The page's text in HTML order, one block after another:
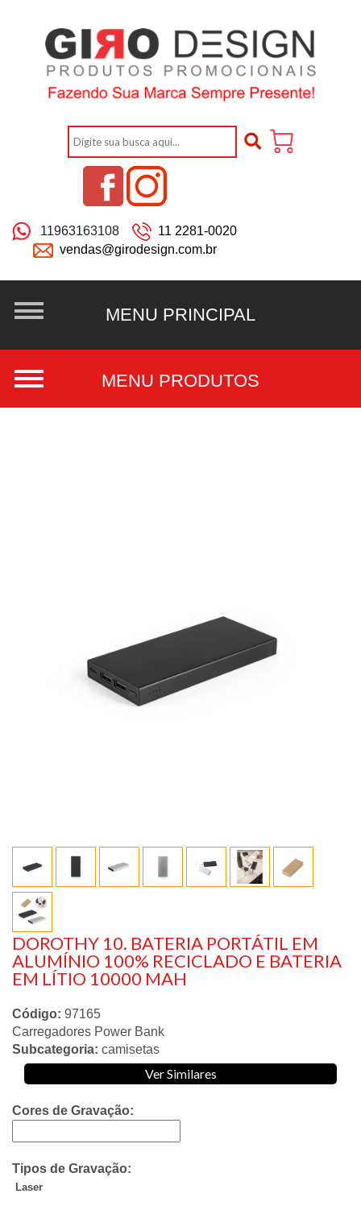
11963163108
11 2281-0020
vendas@girodesign.com.br
DOROTHY 10. BATERIA PORTÁTIL EM
ALUMÍNIO 100% RECICLADO E BATERIA
EM LÍTIO 10000 MAH
Código: 97165
Carregadores Power Bank
Subcategoria: camisetas
Ver Similares
Cores de Gravação:
Tipos de Gravação:
Laser